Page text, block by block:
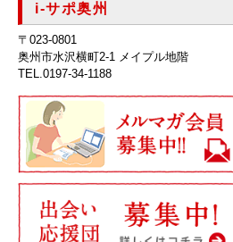
i-サポ奥州
〒023-0801
奥州市水沢横町2-1 メイプル地階
TEL.0197-34-1188